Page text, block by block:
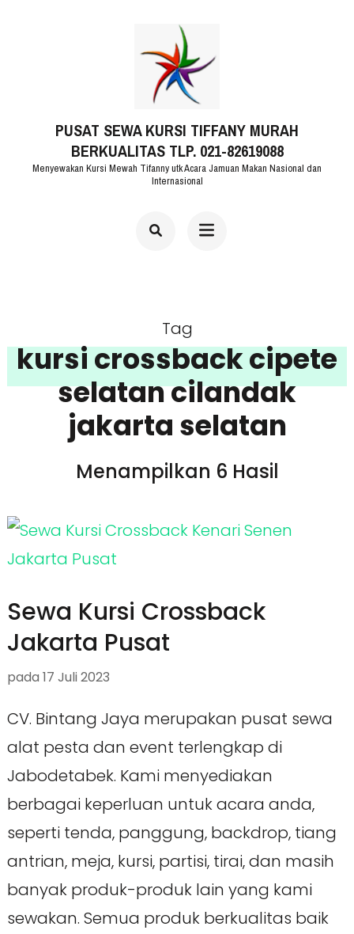
PUSAT SEWA KURSI TIFFANY MURAH
BERKUALITAS TLP. 021-82619088
Menyewakan Kursi Mewah Tifanny utk Acara Jamuan Makan Nasional dan
Internasional
Tag
kursi crossback cipete
selatan cilandak
jakarta selatan
Menampilkan 6 Hasil
Sewa Kursi Crossback
Jakarta Pusat
pada 17 Juli 2023
CV. Bintang Jaya merupakan pusat sewa
alat pesta dan event terlengkap di
Jabodetabek. Kami menyediakan
berbagai keperluan untuk acara anda,
seperti tenda, panggung, backdrop, tiang
antrian, meja, kursi, partisi, tirai, dan masih
banyak produk-produk lain yang kami
sewakan. Semua produk berkualitas baik